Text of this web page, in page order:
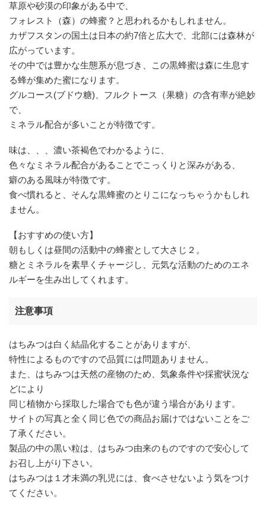
草原や砂漠の印象がある中で、
フォレスト（森）の蜂蜜？と思われるかもしれません。
カザフスタンの国土は日本の約7倍と広大で、北部には森林が
広がっています。
その中では豊かな生態系が息づき、この黒蜂蜜は森に生息す
る蜂が集めた蜜になります。
グルコース(ブドウ糖)、フルクトース（果糖）の含有率が絶妙
で、
ミネラル配合が多いことが特徴です。
味は、、、濃い茶褐色でわかるように、
色々なミネラル配合があることでこっくりと深みがある、
癖のある風味が特徴です。
食べ慣れると、そんな黒蜂蜜のとりこになっちゃうかもしれ
ません。
【おすすめの使い方】
朝もしくは昼間の活動中の蜂蜜として大さじ２。
糖とミネラルを素早くチャージし、元気な活動のためのエネ
ルギーを生み出してくれます。
注意事項
はちみつは白く結晶化することがありますが、
特性によるものですので品質には問題ありません。
また、はちみつは天然の産物のため、気象条件や採蜜状況な
どにより
同じ植物から採取した場合でも色が違う場合があります。
サイトの写真と全く同じ色での商品お届けではないことをご
了承ください。
製品の中の黒い粒は、はちみつ由来のものですので安心して
お召し上がり下さい。
はちみつは１才未満の乳児には、食べさせないよう気をつけ
てください。